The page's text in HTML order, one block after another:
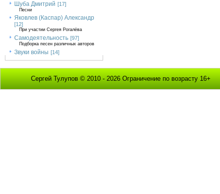
Шуба Дмитрий [17]
Песни
Яковлев (Каспар) Александр
[12]
При участии Сергея Рогалёва
Самодеятельность [97]
Подборка песен различных авторов
Звуки войны [14]
Сергей Тулупов © 2010 - 2026 Ограничение по возрасту 16+